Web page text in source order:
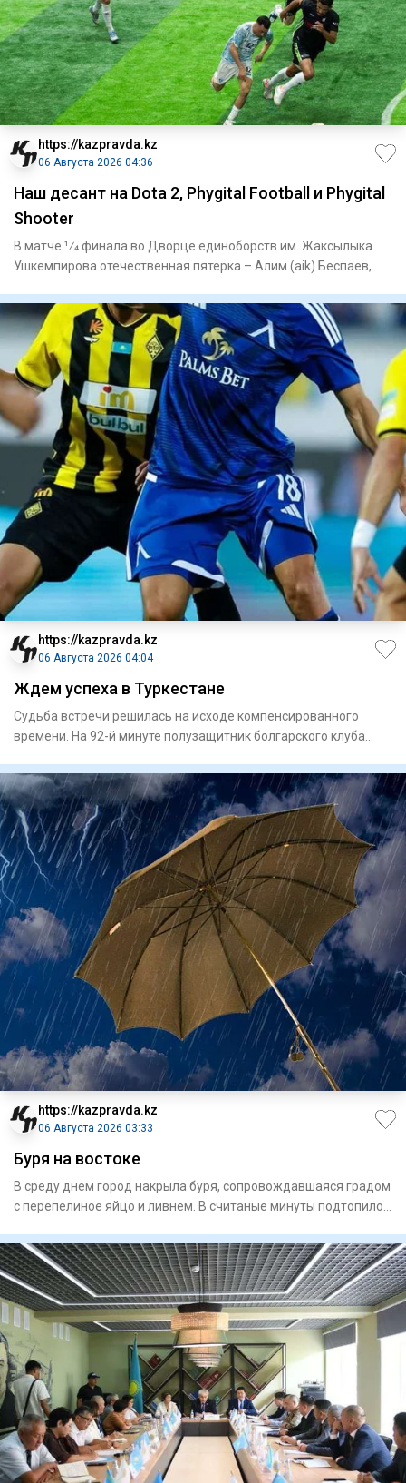
https://kazpravda.kz
06 Августа 2026 04:36
Наш десант на Dota 2, Phygital Football и Phygital
Shooter
В матче 1⁄4 финала во Дворце единоборств им. Жаксылыка
Ушкемпирова отечественная пятерка – Алим (aik) Беспаев,
https://kazpravda.kz
06 Августа 2026 04:04
Ждем успеха в Туркестане
Судьба встречи решилась на исходе компенсированного
времени. На 92-й минуте полузащитник болгарского клуба
https://kazpravda.kz
06 Августа 2026 03:33
Буря на востоке
В среду днем город накрыла буря, сопровождавшая­ся градом
с перепелиное яйцо и ливнем. В считаные минуты подтопило